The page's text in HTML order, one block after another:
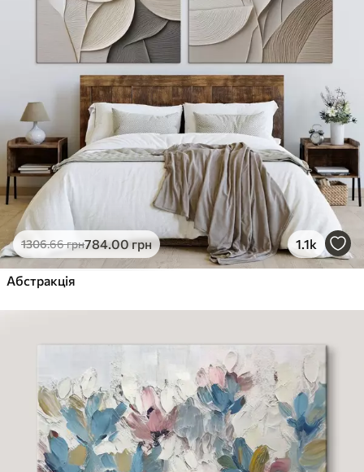
1306.66грн784.00грн 1.1k
Абстракція